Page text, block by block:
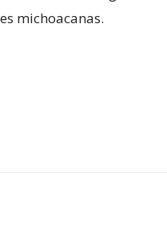
michoacanas.